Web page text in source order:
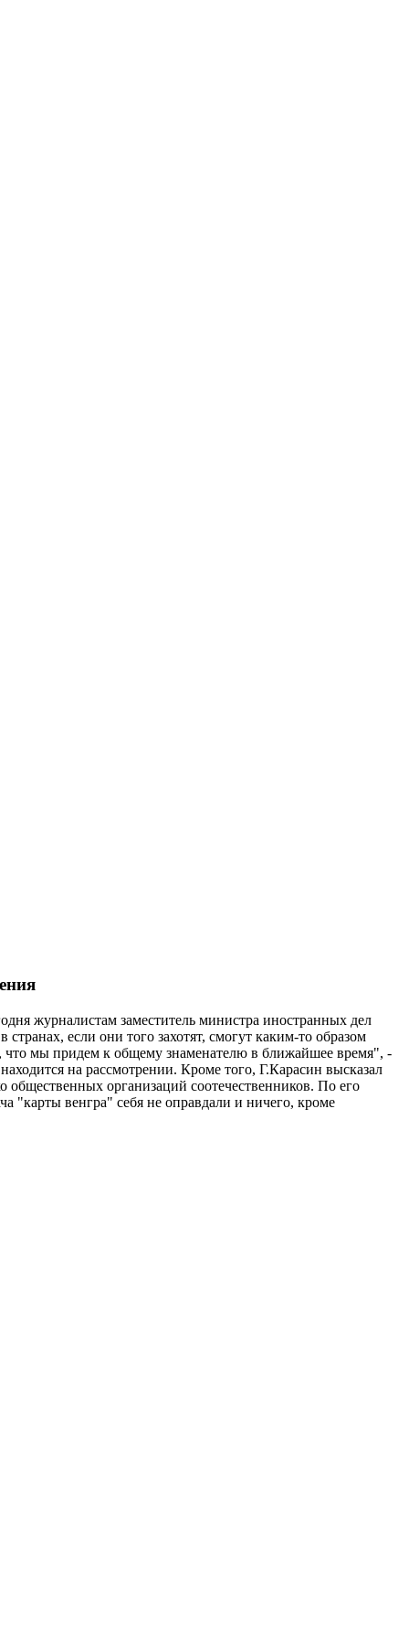
журналистам заместитель министра иностранных дел
если они того захотят, смогут каким-то образом
что мы придем к общему знаменателю в ближайшее время", -
на рассмотрении. Кроме того, Г.Карасин высказал
общественных организаций соотечественников. По его
"карты венгра" себя не оправдали и ничего, кроме